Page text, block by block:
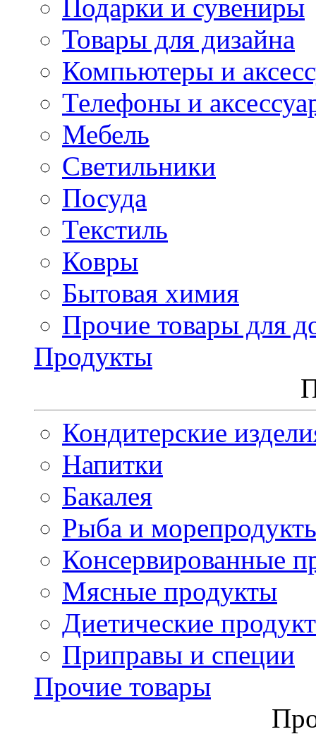
Подарки и сувениры
Товары для дизайна
Компьютеры и
Телефоны и
Мебель
Светильники
Посуда
Текстиль
Ковры
Бытовая химия
Прочие товары для
Продукты
Кондитерские
Напитки
Бакалея
Рыба и
Консервированные
Мясные продукты
Диетические
Приправы и специи
Прочие товары